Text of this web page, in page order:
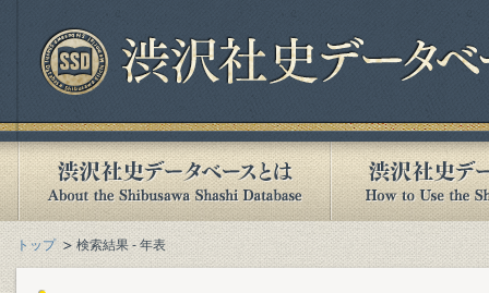
トップ 検索結果 - 年表